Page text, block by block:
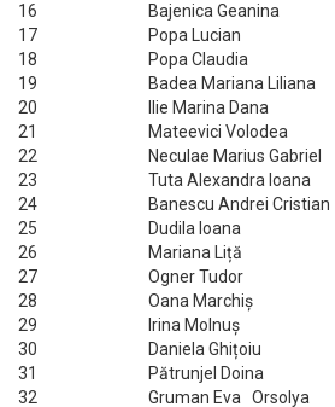
16
Bajenica Geanina
17
Popa Lucian
18
Popa Claudia
19
Badea Mariana Liliana
20
Ilie Marina Dana
21
Mateevici Volodea
22
Neculae Marius Gabriel
23
Tuta Alexandra Ioana
24
Banescu Andrei Cristian
25
Dudila Ioana
26
Mariana Liță
27
Ogner Tudor
28
Oana Marchiș
29
Irina Molnuș
30
Daniela Ghițoiu
31
Pătrunjel Doina
32
Gruman Eva Orsolya